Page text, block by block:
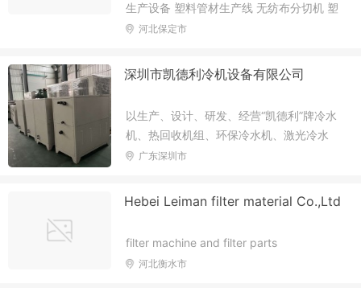
生产设备 塑料管材生产线 无纺布分切机 塑
料粉碎机
河北保定市
深圳市凯德利冷机设备有限公司
以生产、设计、研发、经营“凯德利”牌冷水
机、热回收机组、环保冷水机、激光冷水
机、冷油机、模温冷水机、低温冷冻机等制
制冷空调系统设计制造安装维修调试和技术
广东深圳市
Hebei Leiman filter material Co.,Ltd
filter machine and filter parts
河北衡水市